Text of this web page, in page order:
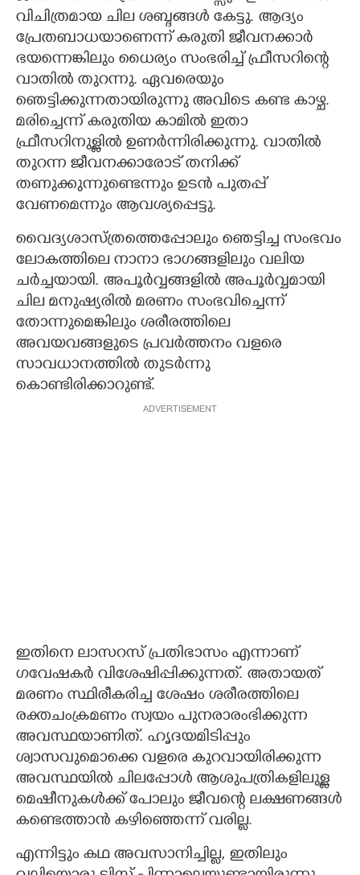
വിചിത്രമായ ചില ശബ്ദങ്ങൾ കേട്ടു. ആദ്യം
പ്രേതബാധയാണെന്ന് കരുതി ജീവനക്കാർ
ഭയന്നെങ്കിലും ധൈര്യം സംഭരിച്ച് ഫ്രീസറിന്റെ
വാതിൽ തുറന്നു. ഏവരെയും
ഞെട്ടിക്കുന്നതായിരുന്നു അവിടെ കണ്ട കാഴ്ച.
മരിച്ചെന്ന് കരുതിയ കാമിൽ ഇതാ
ഫ്രീസറിനുള്ളിൽ ഉണർന്നിരിക്കുന്നു. വാതിൽ
തുറന്ന ജീവനക്കാരോട് തനിക്ക്
തണുക്കുന്നുണ്ടെന്നും ഉടൻ പുതപ്പ്
വേണമെന്നും ആവശ്യപ്പെട്ടു.
വൈദ്യശാസ്ത്രത്തെപ്പോലും ഞെട്ടിച്ച സംഭവം
ലോകത്തിലെ നാനാ ഭാഗങ്ങളിലും വലിയ
ചർച്ചയായി. അപൂർവ്വങ്ങളിൽ അപൂർവ്വമായി
ചില മനുഷ്യരിൽ മരണം സംഭവിച്ചെന്ന്
തോന്നുമെങ്കിലും ശരീരത്തിലെ
അവയവങ്ങളുടെ പ്രവർത്തനം വളരെ
സാവധാനത്തിൽ തുടർന്നു
കൊണ്ടിരിക്കാറുണ്ട്.
ADVERTISEMENT
ഇതിനെ ലാസറസ് പ്രതിഭാസം എന്നാണ്
ഗവേഷകർ വിശേഷിപ്പിക്കുന്നത്. അതായത്
മരണം സ്ഥിരീകരിച്ച ശേഷം ശരീരത്തിലെ
രക്തചംക്രമണം സ്വയം പുനരാരംഭിക്കുന്ന
അവസ്ഥയാണിത്. ഹൃദയമിടിപ്പും
ശ്വാസവുമൊക്കെ വളരെ കുറവായിരിക്കുന്ന
അവസ്ഥയിൽ ചിലപ്പോൾ ആശുപത്രികളിലുള്ള
മെഷീനുകൾക്ക് പോലും ജീവന്റെ ലക്ഷണങ്ങൾ
കണ്ടെത്താൻ കഴിഞ്ഞെന്ന് വരില്ല.
എന്നിട്ടും കഥ അവസാനിച്ചില്ല, ഇതിലും